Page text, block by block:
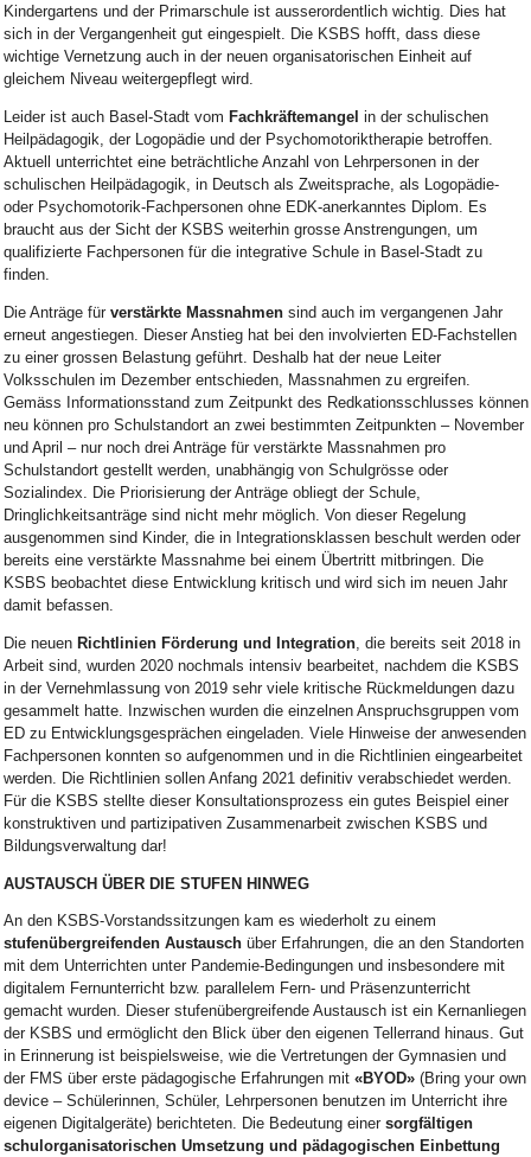
Kindergartens und der Primarschule ist ausserordentlich wichtig. Dies hat
sich in der Vergangenheit gut eingespielt. Die KSBS hofft, dass diese
wichtige Vernetzung auch in der neuen organisatorischen Einheit auf
gleichem Niveau weitergepflegt wird.
Leider ist auch Basel-Stadt vom Fachkräftemangel in der schulischen
Heilpädagogik, der Logopädie und der Psychomotoriktherapie betroffen.
Aktuell unterrichtet eine beträchtliche Anzahl von Lehrpersonen in der
schulischen Heilpädagogik, in Deutsch als Zweitsprache, als Logopädie-
oder Psychomotorik-Fachpersonen ohne EDK-anerkanntes Diplom. Es
braucht aus der Sicht der KSBS weiterhin grosse Anstrengungen, um
qualifizierte Fachpersonen für die integrative Schule in Basel-Stadt zu
finden.
Die Anträge für verstärkte Massnahmensind auch im vergangenen Jahr
erneut angestiegen. Dieser Anstieg hat bei den involvierten ED-Fachstellen
zu einer grossen Belastung geführt. Deshalb hat der neue Leiter
Volksschulen im Dezember entschieden, Massnahmen zu ergreifen.
Gemäss Informationsstand zum Zeitpunkt des Redkationsschlusses können
neu können pro Schulstandort an zwei bestimmten Zeitpunkten – November
und April – nur noch drei Anträge für verstärkte Massnahmen pro
Schulstandort gestellt werden, unabhängig von Schulgrösse oder
Sozialindex. Die Priorisierung der Anträge obliegt der Schule,
Dringlichkeitsanträge sind nicht mehr möglich. Von dieser Regelung
ausgenommen sind Kinder, die in Integrationsklassen beschult werden oder
bereits eine verstärkte Massnahme bei einem Übertritt mitbringen. Die
KSBS beobachtet diese Entwicklung kritisch und wird sich im neuen Jahr
damit befassen.
Die neuen Richtlinien Förderung und Integration, die bereits seit 2018 in
Arbeit sind, wurden 2020 nochmals intensiv bearbeitet, nachdem die KSBS
in der Vernehmlassung von 2019 sehr viele kritische Rückmeldungen dazu
gesammelt hatte. Inzwischen wurden die einzelnen Anspruchsgruppen vom
ED zu Entwicklungsgesprächen eingeladen. Viele Hinweise der anwesenden
Fachpersonen konnten so aufgenommen und in die Richtlinien eingearbeitet
werden. Die Richtlinien sollen Anfang 2021 definitiv verabschiedet werden.
Für die KSBS stellte dieser Konsultationsprozess ein gutes Beispiel einer
konstruktiven und partizipativen Zusammenarbeit zwischen KSBS und
Bildungsverwaltung dar!
AUSTAUSCH ÜBER DIE STUFEN HINWEG
An den KSBS-Vorstandssitzungen kam es wiederholt zu einem
stufenübergreifenden Austauschüber Erfahrungen, die an den Standorten
mit dem Unterrichten unter Pandemie-Bedingungen und insbesondere mit
digitalem Fernunterricht bzw. parallelem Fern- und Präsenzunterricht
gemacht wurden. Dieser stufenübergreifende Austausch ist ein Kernanliegen
der KSBS und ermöglicht den Blick über den eigenen Tellerrand hinaus. Gut
in Erinnerung ist beispielsweise, wie die Vertretungen der Gymnasien und
der FMS über erste pädagogische Erfahrungen mit «BYOD»(Bring your own
device – Schülerinnen, Schüler, Lehrpersonen benutzen im Unterricht ihre
eigenen Digitalgeräte) berichteten. Die Bedeutung einer sorgfältigen
schulorganisatorischen Umsetzung und pädagogischen Einbettung